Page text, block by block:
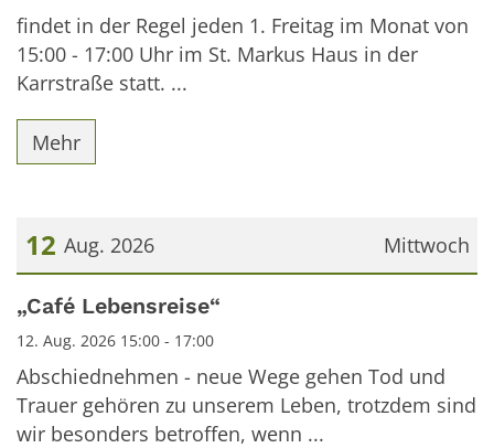
findet in der Regel jeden 1. Freitag im Monat von
15:00 - 17:00 Uhr im St. Markus Haus in der
Karrstraße statt. ...
Mehr
Mittwoch
12 Aug. 2026
Datum: 12. August 2026
„Café Lebensreise“
12. Aug. 2026 15:00 - 17:00
Abschiednehmen - neue Wege gehen Tod und
Trauer gehören zu unserem Leben, trotzdem sind
wir besonders betroffen, wenn ...